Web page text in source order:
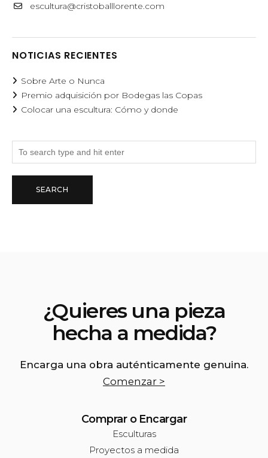
escultura@cristoballlorente.com
NOTICIAS RECIENTES
Sobre Arte o Nunca
Premio adquisición por Bodegas las Copas
Colocar una escultura: Cómo y donde
¿Quieres una pieza
hecha a medida?
Encarga una obra auténticamente genuina.
Comenzar >
Comprar o Encargar
Esculturas
Proyectos a medida